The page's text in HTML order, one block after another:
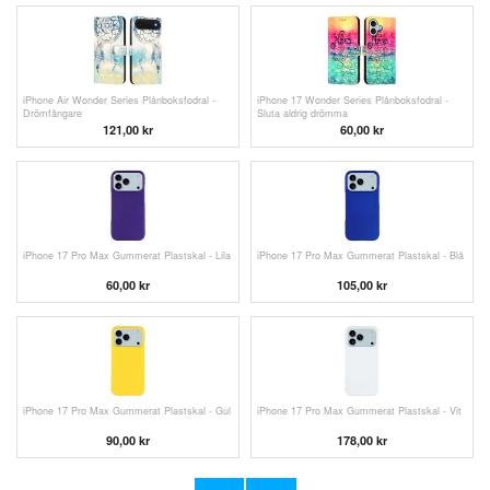
iPhone Air Wonder Series Plånboksfodral -
Drömfångare
121,00 kr
iPhone 17 Wonder Series Plånboksfodral -
Sluta aldrig drömma
60,00 kr
iPhone 17 Pro Max Gummerat Plastskal - Lila
60,00 kr
iPhone 17 Pro Max Gummerat Plastskal - Blå
105,00 kr
iPhone 17 Pro Max Gummerat Plastskal - Gul
90,00 kr
iPhone 17 Pro Max Gummerat Plastskal - Vit
178,00 kr